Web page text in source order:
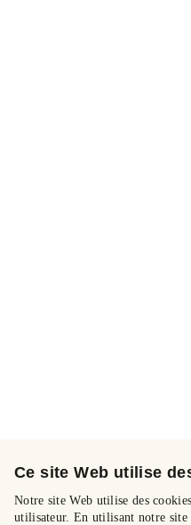
Ce site Web utilise
Notre site Web utilise des
utilisateur. En utilisant notre site